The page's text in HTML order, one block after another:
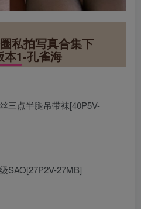
私拍写真合集下
本1-孔雀海
三点半腿吊带袜[40P5V-
SAO[27P2V-27MB]